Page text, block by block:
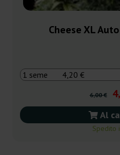
Cheese XL
6,00 €
Al
Spedito